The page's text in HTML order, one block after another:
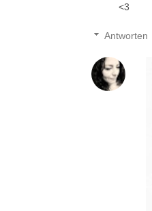
<3
Antworten